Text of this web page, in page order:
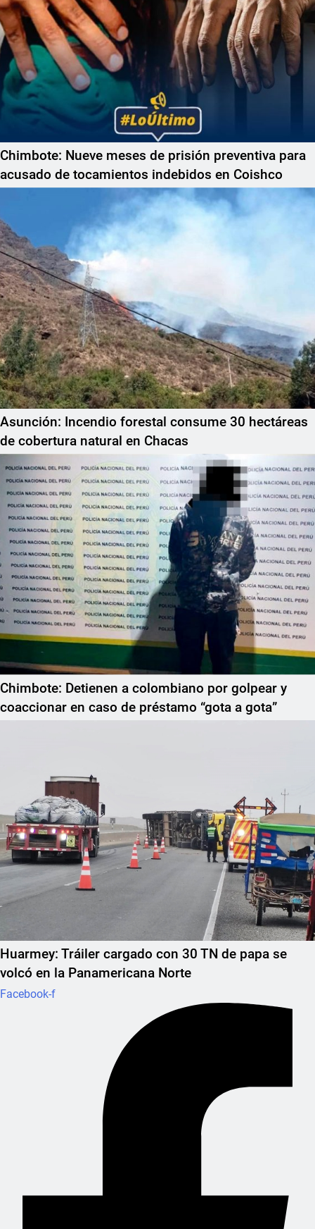
Chimbote: Nueve meses de prisión preventiva para
acusado de tocamientos indebidos en Coishco
Asunción: Incendio forestal consume 30 hectáreas
de cobertura natural en Chacas
Chimbote: Detienen a colombiano por golpear y
coaccionar en caso de préstamo “gota a gota”
Huarmey: Tráiler cargado con 30 TN de papa se
volcó en la Panamericana Norte
Facebook-f